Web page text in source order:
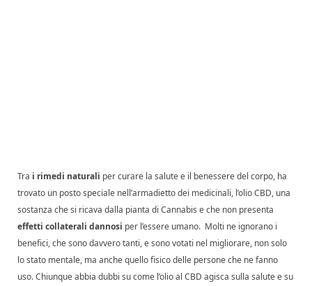
Tra i rimedi naturali per curare la salute e il benessere del corpo, ha
trovato un posto speciale nell’armadietto dei medicinali, l’olio CBD, una
sostanza che si ricava dalla pianta di Cannabis e che non presenta
effetti collaterali dannosi per l’essere umano. Molti ne ignorano i
benefici, che sono davvero tanti, e sono votati nel migliorare, non solo
lo stato mentale, ma anche quello fisico delle persone che ne fanno
uso. Chiunque abbia dubbi su come l’olio al CBD agisca sulla salute e su